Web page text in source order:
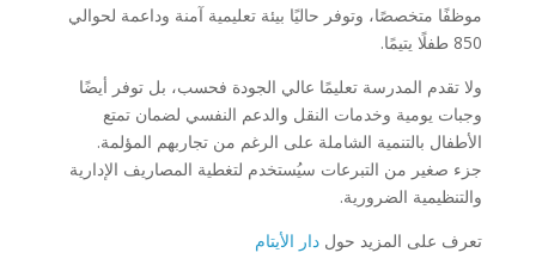
موظفًا متخصصًا، وتوفر حاليًا بيئة تعليمية آمنة وداعمة لحوالي
850 طفلًا يتيمًا.
ولا تقدم المدرسة تعليمًا عالي الجودة فحسب، بل توفر أيضًا
وجبات يومية وخدمات النقل والدعم النفسي لضمان تمتع
الأطفال بالتنمية الشاملة على الرغم من تجاربهم المؤلمة.
جزء صغير من التبرعات سيُستخدم لتغطية المصاريف الإدارية
والتنظيمية الضرورية.
تعرف على المزيد حول دار الأيتام